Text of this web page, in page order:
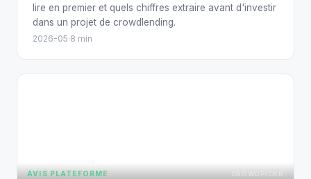
lire en premier et quels chiffres extraire avant d'investir
dans un projet de crowdlending.
2026-05·8 min
AVIS
AVIS PLATEFORME CROWDPICKR